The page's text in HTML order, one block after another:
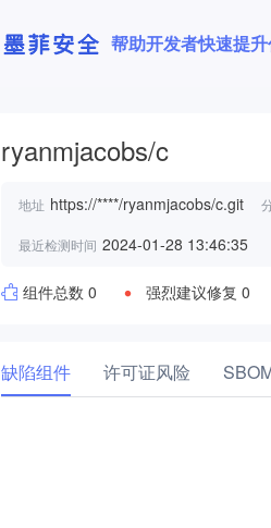
帮助开发者快速提
ryanmjacobs/c
地址 https://****/ryanmjacobs/c.git
最近检测时间 2024-01-28 13:46:35
组件总数 0 强烈建议修复 0
缺陷组件 许可证风险